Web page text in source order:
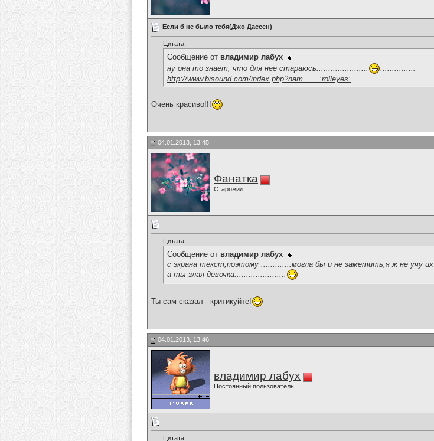
Если б не было тебя(Джо Дассен)
Цитата:
Сообщение от владимир лабух
ну она то знает, что для неё стараюсь......................
http://www.bisound.com/index.php?nam.......:rolleyes:
Очень красиво!!!
04.01.2013, 13:45
Фанатка
Старожил
Цитата:
Сообщение от владимир лабух
с экрана текст,поэтому .............могла бы и не заметить,я ж не учу их
а ты злая девочка......................
Ты сам сказал - критикуйте!
04.01.2013, 13:46
владимир лабух
Постоянный пользователь
Цитата: